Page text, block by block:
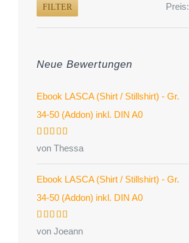
Min.
Max.
FILTER Preis:
Neue Bewertungen
Ebook LASCA (Shirt / Stillshirt) - Gr.
34-50 (Addon) inkl. DIN A0
Bewertet
mit von 5
von Thessa
Ebook LASCA (Shirt / Stillshirt) - Gr.
34-50 (Addon) inkl. DIN A0
Bewertet
mit 5von 5
von Joeann